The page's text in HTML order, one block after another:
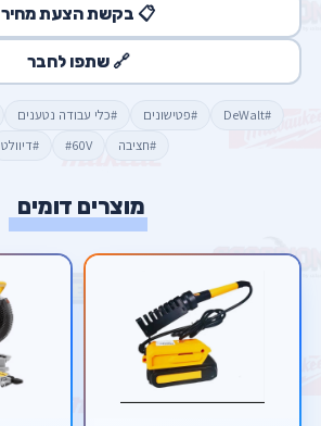
📋 בקשת הצעת מחיר
🔗 שתפו לחבר
#DeWalt #פטישונים #כלי עבודה נטענים
#חציבה
#60V #דיוולט
מוצרים דומים